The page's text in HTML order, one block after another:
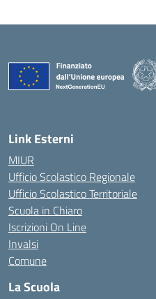
Link Esterni
MIUR
Ufficio Scolastico Regionale
Ufficio Scolastico Territoriale
Scuola in Chiaro
Iscrizioni On Line
Invalsi
Comune
La Scuola